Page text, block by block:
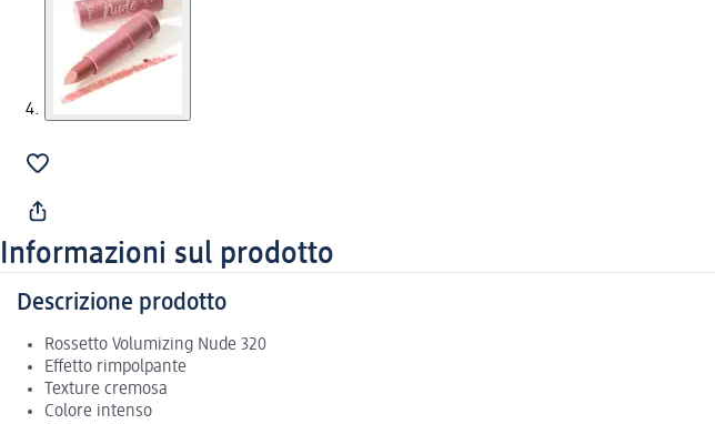
Informazioni sul prodotto
Descrizione prodotto
Rossetto Volumizing Nude 320
Effetto rimpolpante
Texture cremosa
Colore intenso